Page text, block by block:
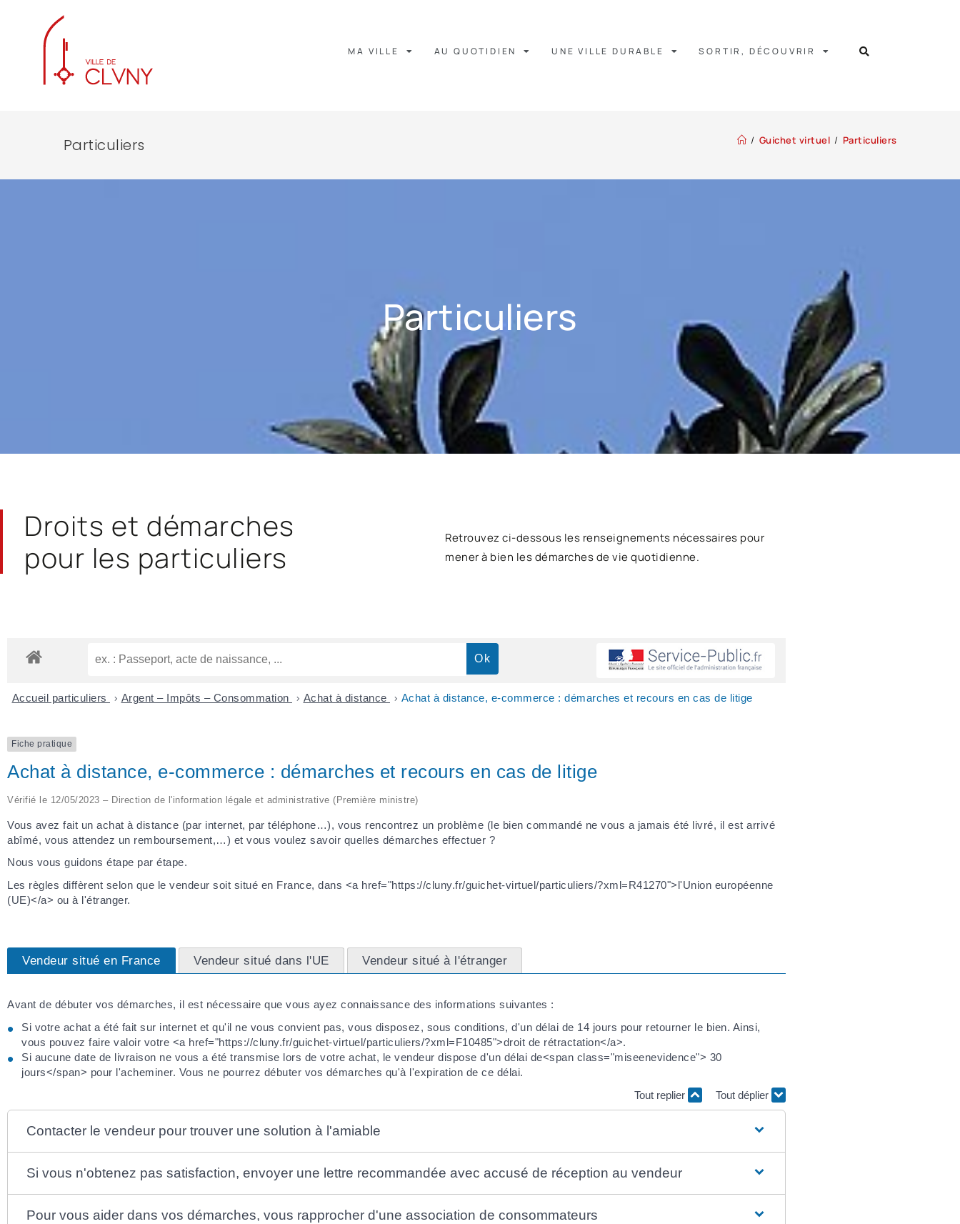
MA VILLE AU QUOTIDIEN UNE VILLE DURABLE SORTIR, DÉCOUVRIR
Particuliers / Guichet virtuel / Particuliers
Particuliers
Droits et démarches
pour les particuliers
Retrouvez ci-dessous les renseignements nécessaires pour
mener à bien les démarches de vie quotidienne.
Accueil particuliers > Argent – Impôts – Consommation > Achat à distance > Achat à distance, e-commerce : démarches et recours en cas de litige
Fiche pratique
Achat à distance, e-commerce : démarches et recours en cas de litige
Vérifié le 12/05/2023 – Direction de l'information légale et administrative (Première ministre)
Vous avez fait un achat à distance (par internet, par téléphone…), vous rencontrez un problème (le bien commandé ne vous a jamais été livré, il est arrivé
abîmé, vous attendez un remboursement,…) et vous voulez savoir quelles démarches effectuer ?
Nous vous guidons étape par étape.
Les règles diffèrent selon que le vendeur soit situé en France, dans <a href="https://cluny.fr/guichet-virtuel/particuliers/?xml=R41270">l'Union européenne
(UE)</a> ou à l'étranger.
Vendeur situé en France Vendeur situé dans l'UE Vendeur situé à l'étranger
Avant de débuter vos démarches, il est nécessaire que vous ayez connaissance des informations suivantes :
Si votre achat a été fait sur internet et qu'il ne vous convient pas, vous disposez, sous conditions, d'un délai de 14 jours pour retourner le bien. Ainsi,
vous pouvez faire valoir votre <a href="https://cluny.fr/guichet-virtuel/particuliers/?xml=F10485">droit de rétractation</a>.
Si aucune date de livraison ne vous a été transmise lors de votre achat, le vendeur dispose d'un délai de<span class="miseenevidence"> 30
jours</span> pour l'acheminer. Vous ne pourrez débuter vos démarches qu'à l'expiration de ce délai.
Tout replier
Tout déplier
Contacter le vendeur pour trouver une solution à l'amiable
Si vous n'obtenez pas satisfaction, envoyer une lettre recommandée avec accusé de réception au vendeur
Pour vous aider dans vos démarches, vous rapprocher d'une association de consommateurs